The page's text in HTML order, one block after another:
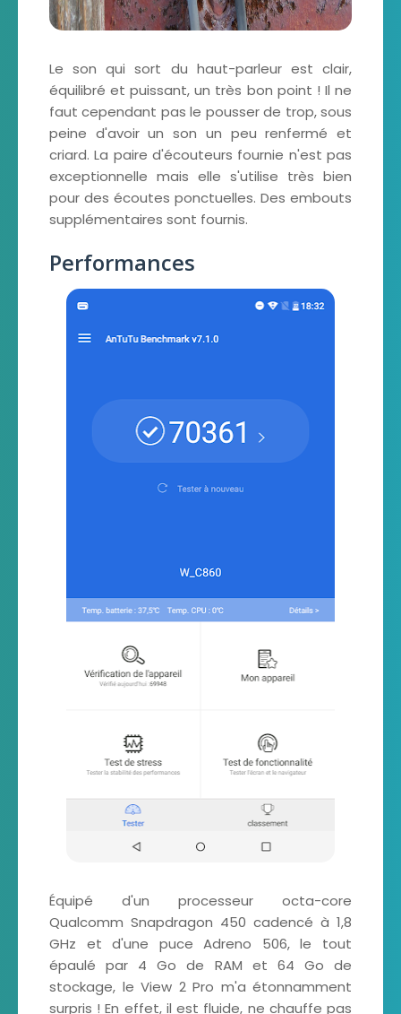
Le son qui sort du haut-parleur est clair,
équilibré et puissant, un très bon point ! Il ne
faut cependant pas le pousser de trop, sous
peine d'avoir un son un peu renfermé et
criard. La paire d'écouteurs fournie n'est pas
exceptionnelle mais elle s'utilise très bien
pour des écoutes ponctuelles. Des embouts
supplémentaires sont fournis.
Performances
Équipé d'un processeur octa-core
Qualcomm Snapdragon 450 cadencé à 1,8
GHz et d'une puce Adreno 506, le tout
épaulé par 4 Go de RAM et 64 Go de
stockage, le View 2 Pro m'a étonnamment
surpris ! En effet, il est fluide, ne chauffe pas